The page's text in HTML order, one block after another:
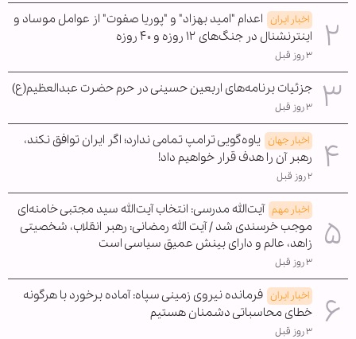
اخبار ایران اعدام "امید بهزاد" و "پوریا صفوت" از عوامل موساد و
اینترنشنال در جنگ‌های ۱۲ روزه و ۴۰ روزه
۳ روز قبل
جزئیات برنامه‌های اربعین حسینی در حرم حضرت عبدالعظیم(ع)
۳ روز قبل
اخبار جهان یاوه‌گویی ترامپ تمامی ندارد؛ اگر ایران توافق نکند،
رهبر آن را هدف قرار خواهیم داد!
۲ روز قبل
اخبار مهم آیت‌الله مدرسی: انتخاب آیت‌الله سید مجتبی خامنه‌ای
موجب خرسندی شد / آیت الله رمضانی: رهبر انقلاب، شخصیتی
زاهد، عالم و دارای بینش عمیق سیاسی است
۳ روز قبل
اخبار ایران فرمانده نیروی زمینی سپاه: آماده برخورد با هرگونه
خطای محاسباتی دشمنان هستیم
۳ روز قبل